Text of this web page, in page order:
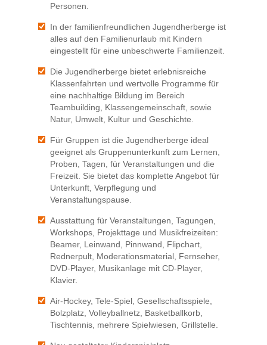
Personen.
In der familienfreundlichen Jugendherberge ist
alles auf den Familienurlaub mit Kindern
eingestellt für eine unbeschwerte Familienzeit.
Die Jugendherberge bietet erlebnisreiche
Klassenfahrten und wertvolle Programme für
eine nachhaltige Bildung im Bereich
Teambuilding, Klassengemeinschaft, sowie
Natur, Umwelt, Kultur und Geschichte.
Für Gruppen ist die Jugendherberge ideal
geeignet als Gruppenunterkunft zum Lernen,
Proben, Tagen, für Veranstaltungen und die
Freizeit. Sie bietet das komplette Angebot für
Unterkunft, Verpflegung und
Veranstaltungspause.
Ausstattung für Veranstaltungen, Tagungen,
Workshops, Projekttage und Musikfreizeiten:
Beamer, Leinwand, Pinnwand, Flipchart,
Rednerpult, Moderationsmaterial, Fernseher,
DVD-Player, Musikanlage mit CD-Player,
Klavier.
Air-Hockey, Tele-Spiel, Gesellschaftsspiele,
Bolzplatz, Volleyballnetz, Basketballkorb,
Tischtennis, mehrere Spielwiesen, Grillstelle.